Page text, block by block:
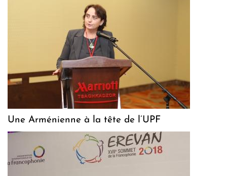
Une Arménienne à la tête de l’UPF